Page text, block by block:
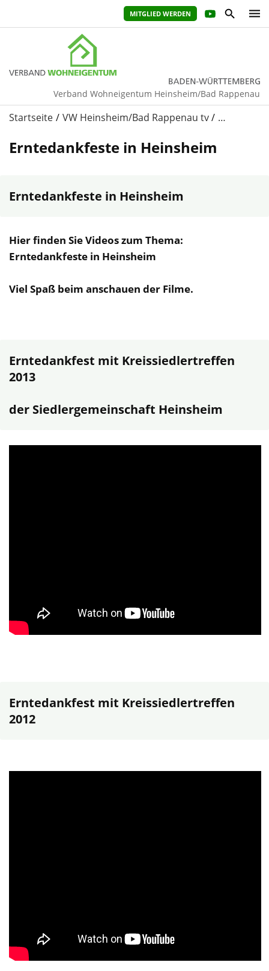
MITGLIED WERDEN
Verband Wohneigentum Heinsheim/Bad Rappenau
Startseite VW Heinsheim/Bad Rappenau tv …
Erntedankfeste in Heinsheim
Erntedankfeste in Heinsheim
Hier finden Sie Videos zum Thema:
Erntedankfeste in Heinsheim
Viel Spaß beim anschauen der Filme.
Erntedankfest mit Kreissiedlertreffen
2013
der Siedlergemeinschaft Heinsheim
Erntedankfest mit Kreissiedlertreffen
2012